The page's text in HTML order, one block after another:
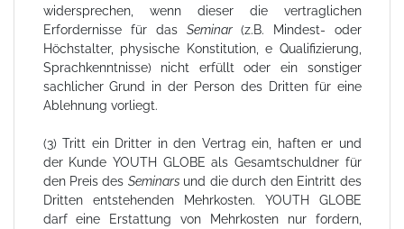
widersprechen, wenn dieser die vertraglichen
Erfordernisse für das Seminar (z.B. Mindest- oder
Höchstalter, physische Konstitution, e Qualifizierung,
Sprachkenntnisse) nicht erfüllt oder ein sonstiger
sachlicher Grund in der Person des Dritten für eine
Ablehnung vorliegt.
(3) Tritt ein Dritter in den Vertrag ein, haften er und
der Kunde YOUTH GLOBE als Gesamtschuldner für
den Preis des Seminars und die durch den Eintritt des
Dritten entstehenden Mehrkosten. YOUTH GLOBE
darf eine Erstattung von Mehrkosten nur fordern,